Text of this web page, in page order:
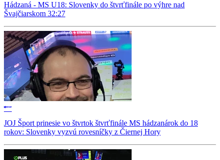
Hádzaná - MS U18: Slovenky do štvrťfinále po výhre nad
Švajčiarskom 32:27
JOJ Šport prinesie vo štvrtok štvrťfinále MS hádzanárok do 18
rokov: Slovenky vyzvú rovesníčky z Čiernej Hory